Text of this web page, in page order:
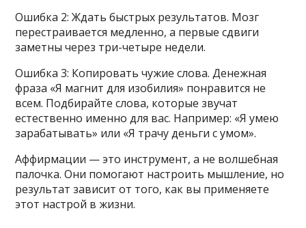
Ошибка 2: Ждать быстрых результатов. Мозг
перестраивается медленно, а первые сдвиги
заметны через три-четыре недели.
Ошибка 3: Копировать чужие слова. Денежная
фраза «Я магнит для изобилия» понравится не
всем. Подбирайте слова, которые звучат
естественно именно для вас. Например: «Я умею
зарабатывать» или «Я трачу деньги с умом».
Аффирмации — это инструмент, а не волшебная
палочка. Они помогают настроить мышление, но
результат зависит от того, как вы применяете
этот настрой в жизни.